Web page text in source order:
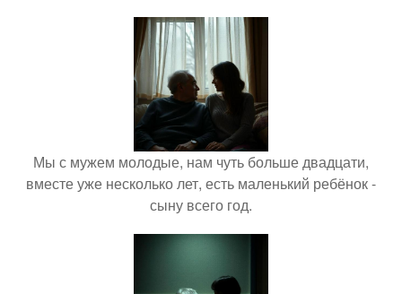
Мы с мужем молодые, нам чуть больше двадцати,
вместе уже несколько лет, есть маленький ребёнок -
сыну всего год.